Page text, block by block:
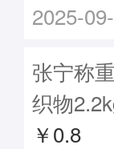
2025-
张宁称
织物
￥0.8